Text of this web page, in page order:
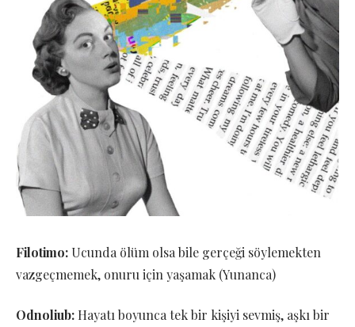
Filotimo: Ucunda ölüm olsa bile gerçeği söylemekten
vazgeçmemek, onuru için yaşamak (Yunanca)
Odnoliub: Hayatı boyunca tek bir kişiyi sevmiş, aşkı bir